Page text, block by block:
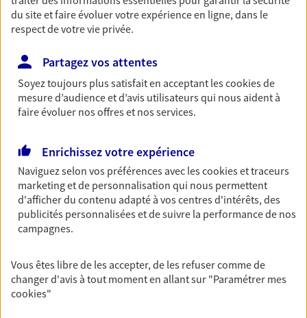
entreprises
bâtissons ensemble des solutions cohérentes pour
protéger votre activité, vos collaborateurs... mais aussi
vous-même et votre famille.
vie
Achat immobilier, installation, départ à la retraite…
Autant de moments de vie qui nécessitent des solutions
d'assurance et d'épargne. Recevez un conseil d'expert
cohérent avec vos besoins
Vous aider à constituer une
épargne
du site et faire évoluer votre expérience en ligne, dans le
respect de votre vie privée.
Partagez vos attentes
Soyez toujours plus satisfait en acceptant lescookiesde
mesure d’audience et d’avis utilisateurs qui nous aident à
faire évoluer nos offres et nos services.
Enrichissez votre expérience
Naviguez selon vos préférences avec lescookies et traceurs
marketing et de personnalisation qui nous permettent
d'afficher du contenu adapté à vos centres d'intérêts, des
publicités personnalisées et de suivre la performance de nos
campagnes.
Vous êtes libre de les accepter, de les refuser comme de
changer d'avis à tout moment en allant sur "Paramétrer mes
cookies"